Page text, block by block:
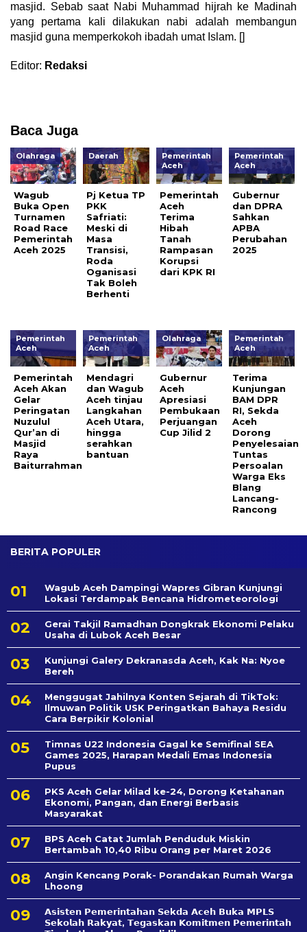
masjid. Sebab saat Nabi Muhammad hijrah ke Madinah
yang pertama kali dilakukan nabi adalah membangun
masjid guna memperkokoh ibadah umat Islam. []
Editor: Redaksi
Baca Juga
Olahraga
Wagub
Buka Open
Turnamen
Road Race
Pemerintah
Aceh 2025
Daerah
Pj Ketua TP
PKK
Safriati:
Meski di
Masa
Transisi,
Roda
Oganisasi
Tak Boleh
Berhenti
Pemerintah
Aceh
Pemerintah
Aceh
Terima
Hibah
Tanah
Rampasan
Korupsi
dari KPK RI
Pemerintah
Aceh
Gubernur
dan DPRA
Sahkan
APBA
Perubahan
2025
Pemerintah
Aceh
Pemerintah
Aceh Akan
Gelar
Peringatan
Nuzulul
Qur’an di
Masjid
Raya
Baiturrahman
Pemerintah
Aceh
Mendagri
dan Wagub
Aceh tinjau
Langkahan
Aceh Utara,
hingga
serahkan
bantuan
Olahraga
Gubernur
Aceh
Apresiasi
Pembukaan
Perjuangan
Cup Jilid 2
Pemerintah
Aceh
Terima
Kunjungan
BAM DPR
RI, Sekda
Aceh
Dorong
Penyelesaian
Tuntas
Persoalan
Warga Eks
Blang
Lancang-
Rancong
BERITA POPULER
Wagub Aceh Dampingi Wapres Gibran Kunjungi
Lokasi Terdampak Bencana Hidrometeorologi
Gerai Takjil Ramadhan Dongkrak Ekonomi Pelaku
Usaha di Lubok Aceh Besar
Kunjungi Galery Dekranasda Aceh, Kak Na: Nyoe
Bereh
Menggugat Jahilnya Konten Sejarah di TikTok:
Ilmuwan Politik USK Peringatkan Bahaya Residu
Cara Berpikir Kolonial
Timnas U22 Indonesia Gagal ke Semifinal SEA
Games 2025, Harapan Medali Emas Indonesia
Pupus
PKS Aceh Gelar Milad ke-24, Dorong Ketahanan
Ekonomi, Pangan, dan Energi Berbasis
Masyarakat
BPS Aceh Catat Jumlah Penduduk Miskin
Bertambah 10,40 Ribu Orang per Maret 2026
Angin Kencang Porak- Porandakan Rumah Warga
Lhoong
𝗔𝘀𝗶𝘀𝘁𝗲𝗻 𝗣𝗲𝗺𝗲𝗿𝗶𝗻𝘁𝗮𝗵𝗮𝗻 𝗦𝗲k𝗱𝗮 𝗔𝗰𝗲𝗵 𝗕𝘂𝗸𝗮 𝗠𝗣𝗟𝗦
𝗦𝗲𝗸𝗼𝗹𝗮𝗵 𝗥𝗮𝗸𝘆𝗮𝘁, 𝗧𝗲𝗴𝗮𝘀𝗸𝗮𝗻 𝗞𝗼𝗺𝗶𝘁𝗺𝗲𝗻 𝗣𝗲𝗺𝗲𝗿𝗶𝗻𝘁𝗮𝗵